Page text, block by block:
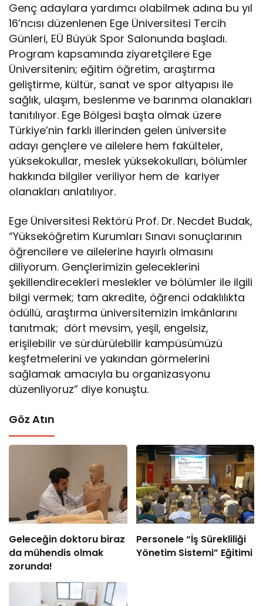
Genç adaylara yardımcı olabilmek adına bu yıl
16’ncısı düzenlenen Ege Üniversitesi Tercih
Günleri, EÜ Büyük Spor Salonunda başladı.
Program kapsamında ziyaretçilere Ege
Üniversitenin; eğitim öğretim, araştırma
geliştirme, kültür, sanat ve spor altyapısı ile
sağlık, ulaşım, beslenme ve barınma olanakları
tanıtılıyor. Ege Bölgesi başta olmak üzere
Türkiye’nin farklı illerinden gelen üniversite
adayı gençlere ve ailelere hem fakülteler,
yüksekokullar, meslek yüksekokulları, bölümler
hakkında bilgiler veriliyor hem de kariyer
olanakları anlatılıyor.
Ege Üniversitesi Rektörü Prof. Dr. Necdet Budak,
“Yükseköğretim Kurumları Sınavı sonuçlarının
öğrencilere ve ailelerine hayırlı olmasını
diliyorum. Gençlerimizin geleceklerini
şekillendirecekleri meslekler ve bölümler ile ilgili
bilgi vermek; tam akredite, öğrenci odaklılıkta
ödüllü, araştırma üniversitemizin imkânlarını
tanıtmak; dört mevsim, yeşil, engelsiz,
erişilebilir ve sürdürülebilir kampüsümüzü
keşfetmelerini ve yakından görmelerini
sağlamak amacıyla bu organizasyonu
düzenliyoruz” diye konuştu.
Göz Atın
Geleceğin doktoru biraz
da mühendis olmak
zorunda!
Personele “İş Sürekliliği
Yönetim Sistemi” Eğitimi